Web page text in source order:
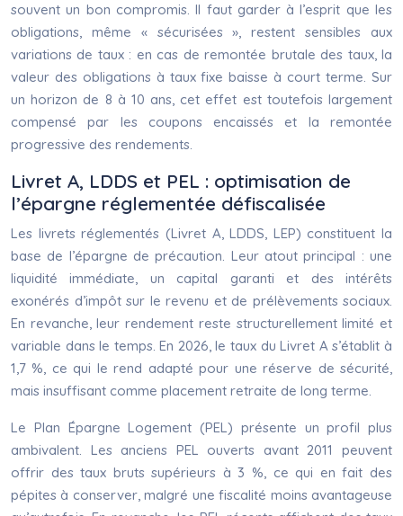
souvent un bon compromis. Il faut garder à l’esprit que les
obligations, même « sécurisées », restent sensibles aux
variations de taux : en cas de remontée brutale des taux, la
valeur des obligations à taux fixe baisse à court terme. Sur
un horizon de 8 à 10 ans, cet effet est toutefois largement
compensé par les coupons encaissés et la remontée
progressive des rendements.
Livret A, LDDS et PEL : optimisation de
l’épargne réglementée défiscalisée
Les livrets réglementés (Livret A, LDDS, LEP) constituent la
base de l’épargne de précaution. Leur atout principal : une
liquidité immédiate, un capital garanti et des intérêts
exonérés d’impôt sur le revenu et de prélèvements sociaux.
En revanche, leur rendement reste structurellement limité et
variable dans le temps. En 2026, le taux du Livret A s’établit à
1,7 %, ce qui le rend adapté pour une réserve de sécurité,
mais insuffisant comme placement retraite de long terme.
Le Plan Épargne Logement (PEL) présente un profil plus
ambivalent. Les anciens PEL ouverts avant 2011 peuvent
offrir des taux bruts supérieurs à 3 %, ce qui en fait des
pépites à conserver, malgré une fiscalité moins avantageuse